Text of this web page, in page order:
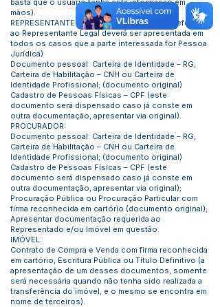
basta que o usuário tenha esta informação em
mãos).
REPRESENTANTE LEGAL: (a documentação referente
ao Representante Legal deverá ser apresentada em
todos os casos que a parte interessada for Pessoa
Jurídica)
Documento pessoal: Carteira de Identidade – RG,
Carteira de Habilitação – CNH ou Carteira de
Identidade Profissional; (documento original)
Cadastro de Pessoas Físicas – CPF (este
documento será dispensado caso já conste em
outra documentação, apresentar via original).
PROCURADOR:
Documento pessoal: Carteira de Identidade – RG,
Carteira de Habilitação – CNH ou Carteira de
Identidade Profissional; (documento original)
Cadastro de Pessoas Físicas – CPF (este
documento será dispensado caso já conste em
outra documentação, apresentar via original);
Procuração Pública ou Procuração Particular com
firma reconhecida em cartório (documento original);
Apresentar documentação requerida ao
Representado e/ou Imóvel em questão.
IMÓVEL:
Contrato de Compra e Venda com firma reconhecida
em cartório, Escritura Pública ou Título Definitivo (a
apresentação de um desses documentos, somente
será necessária quando não tenha sido realizada a
transferência do imóvel, e o mesmo se encontra em
nome de terceiros).